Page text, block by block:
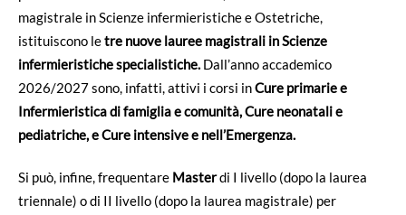
magistrale in Scienze infermieristiche e Ostetriche,
istituiscono letre nuove lauree magistrali in Scienze
infermieristiche specialistiche. Dall’anno accademico
2026/2027 sono, infatti, attivi i corsi inCure primarie e
Infermieristica di famiglia e comunità, Cure neonatali e
pediatriche, e Cure intensive e nell’Emergenza.
Si può, infine, frequentare Masterdi I livello (dopo la laurea
triennale) o di II livello (dopo la laurea magistrale) per